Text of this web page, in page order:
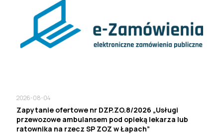
2026-08-04
Zapytanie ofertowe nr DZP.ZO.8/2026 „Usługi
przewozowe ambulansem pod opieką lekarza lub
ratownika na rzecz SP ZOZ w Łapach”